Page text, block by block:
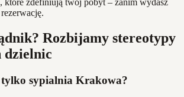
Rozbijamy stereotypy
dzielnic
sypialnia Krakowa?